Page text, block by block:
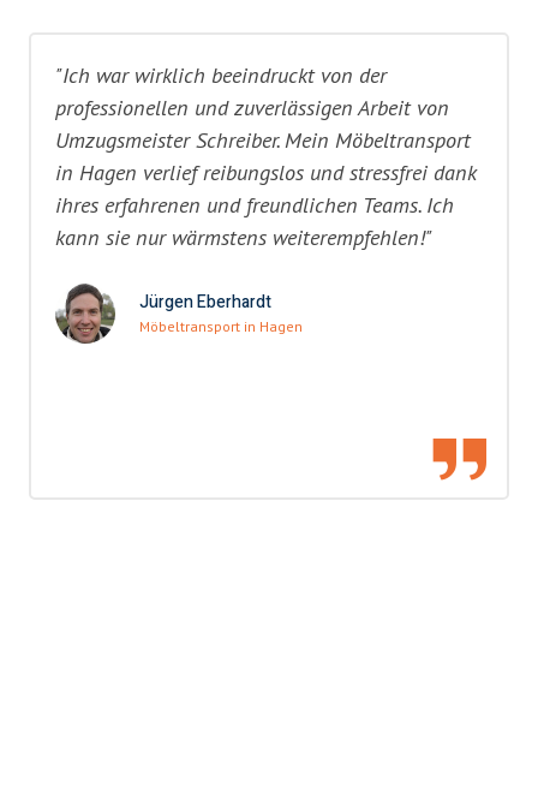
"Ich war wirklich beeindruckt von der
professionellen und zuverlässigen Arbeit von
Umzugsmeister Schreiber. Mein Möbeltransport
in Hagen verlief reibungslos und stressfrei dank
ihres erfahrenen und freundlichen Teams. Ich
kann sie nur wärmstens weiterempfehlen!"
Jürgen Eberhardt
Möbeltransport in Hagen